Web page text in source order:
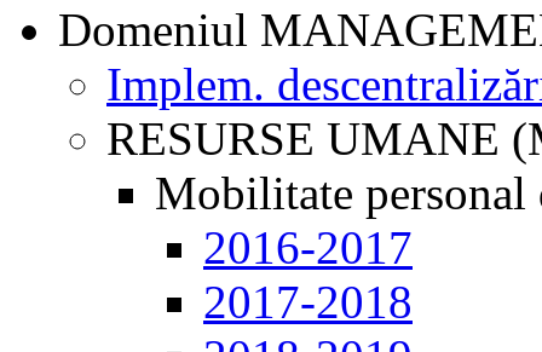
Domeniul
Implem.
RESURSE UMANE
Mobilitate personal
2016-2017
2017-2018